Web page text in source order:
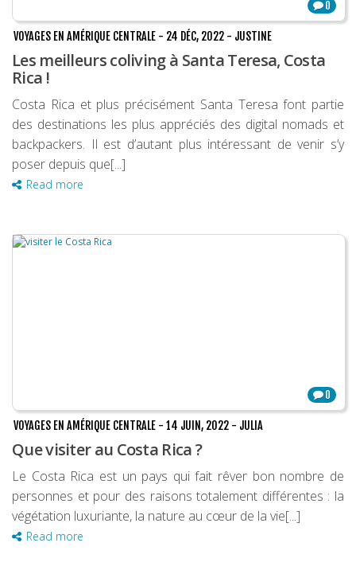
0
VOYAGES EN AMÉRIQUE CENTRALE - 24 DÉC, 2022 - JUSTINE
Les meilleurs coliving à Santa Teresa, Costa
Rica !
Costa Rica et plus précisément Santa Teresa font partie
des destinations les plus appréciés des digital nomads et
backpackers. Il est d’autant plus intéressant de venir s’y
poser depuis que[...]
Read more
0
VOYAGES EN AMÉRIQUE CENTRALE - 14 JUIN, 2022 - JULIA
Que visiter au Costa Rica ?
Le Costa Rica est un pays qui fait rêver bon nombre de
personnes et pour des raisons totalement différentes : la
végétation luxuriante, la nature au cœur de la vie[...]
Read more